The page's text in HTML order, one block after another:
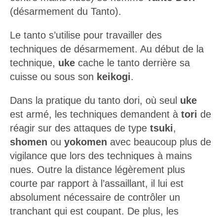
techniques de désarmement. Au début de la
technique, ukecache le tanto derrière sa
cuisse ou sous sonkeikogi.
est armé, les techniques demandent àtori
réagir sur des attaques de typetsuki,
shomenouyokomenavec beaucoup plus de
vigilance que lors des techniques à mains
nues. Outre la distance légèrement plus
courte par rapport à l’assaillant, il lui est
absolument nécessaire de contrôler un
tranchant qui est coupant. De plus, les
techniques varient suivant le sens de tenue